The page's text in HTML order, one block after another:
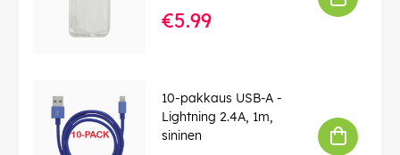
€5.99
10-pakkaus USB-A -
Lightning 2.4A, 1m,
sininen